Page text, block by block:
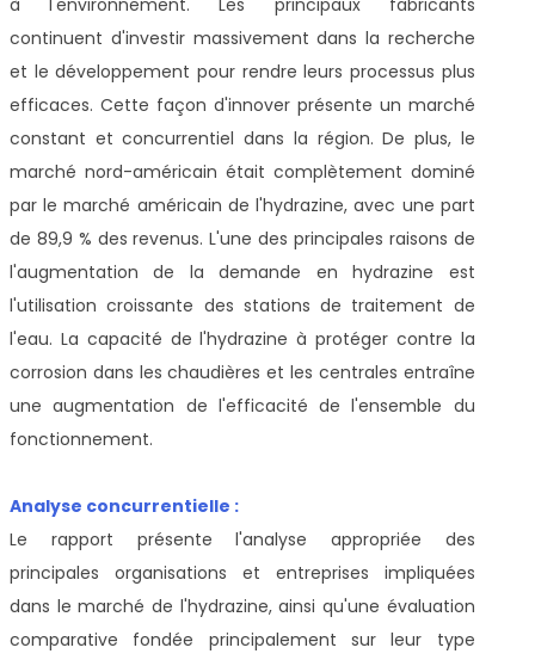
à l'environnement. Les principaux fabricants
continuent d'investir massivement dans la recherche
et le développement pour rendre leurs processus plus
efficaces. Cette façon d'innover présente un marché
constant et concurrentiel dans la région. De plus, le
marché nord-américain était complètement dominé
par le marché américain de l'hydrazine, avec une part
de 89,9 % des revenus. L'une des principales raisons de
l'augmentation de la demande en hydrazine est
l'utilisation croissante des stations de traitement de
l'eau. La capacité de l'hydrazine à protéger contre la
corrosion dans les chaudières et les centrales entraîne
une augmentation de l'efficacité de l'ensemble du
fonctionnement.
Analyse concurrentielle :
Le rapport présente l'analyse appropriée des
principales organisations et entreprises impliquées
dans le marché de l'hydrazine, ainsi qu'une évaluation
comparative fondée principalement sur leur type